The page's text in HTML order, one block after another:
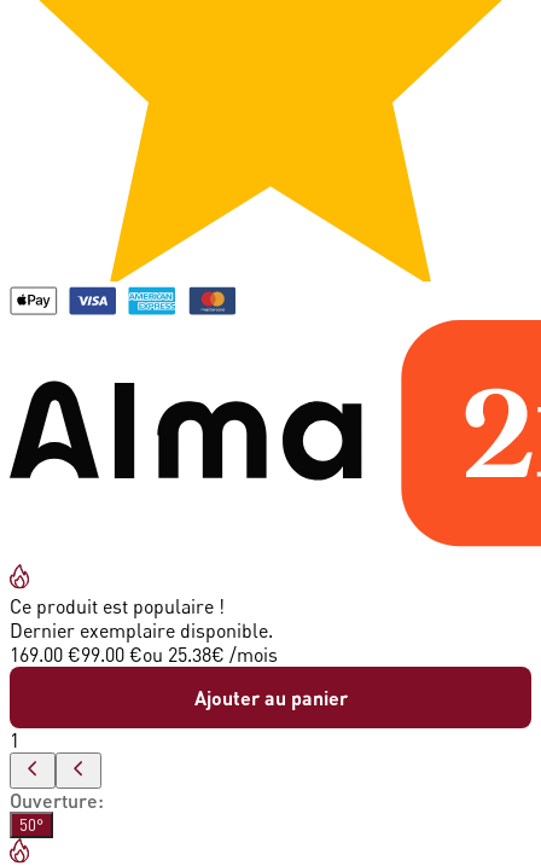
Ce produit est populaire !
Dernier exemplaire disponible.
169.00 €99.00 €ou 25.38€ /mois
Ajouter au panier
1
Ouverture:
50°